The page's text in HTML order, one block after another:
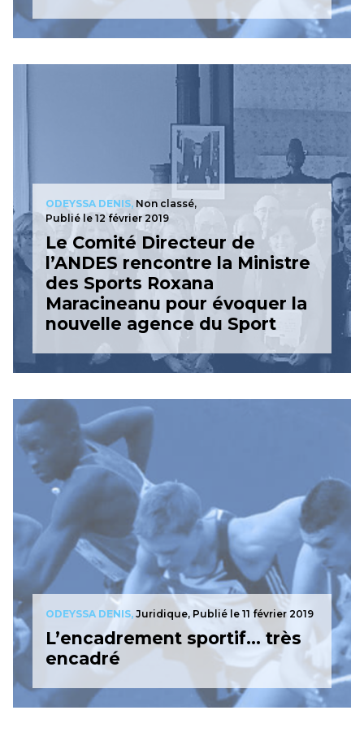
ODEYSSA DENIS, Non classé,
Publié le 12 février 2019
Le Comité Directeur de
l’ANDES rencontre la Ministre
des Sports Roxana
Maracineanu pour évoquer la
nouvelle agence du Sport
ODEYSSA DENIS, Juridique, Publié le 11 février 2019
L’encadrement sportif… très
encadré